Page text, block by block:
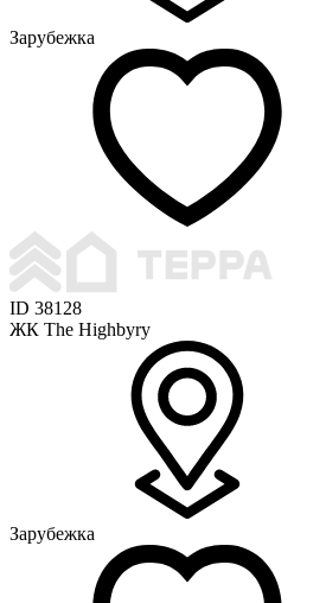
Зарубежка
ID 38128
ЖК The Highbyry
Зарубежка